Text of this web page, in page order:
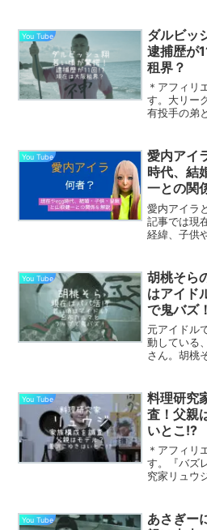
登録者数が
として、話
You Tube
ダルビッ
逮捕歴が
租界？
＊アフィリ
す。大リー
有投手の弟
行っており
なダルビッ
You Tube
愛内アイ
時代、結
一との関
愛内アイラ
記事では現
経緯、子供
説します。
You Tube
胡桃そら
はアイド
で鬼バズ！
元アイドル
動している
さん。胡桃
桃そらさん
ある」と告
You Tube
料理研究
査！父親
いとこ!?
＊アフィリ
す。『バズ
究家リュウ
しく爆速で
You Tube
あさぎー